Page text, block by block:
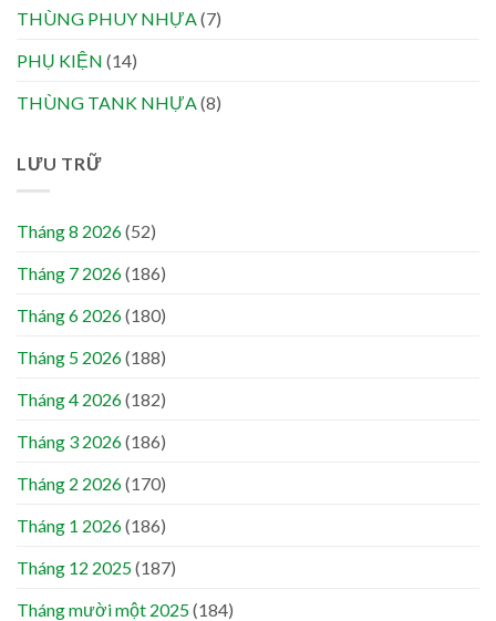
THÙNG PHUY NHỰA(7)
PHỤ KIỆN (14)
THÙNG TANK NHỰA(8)
LƯU TRỮ
Tháng 8 2026(52)
Tháng 7 2026(186)
Tháng 6 2026(180)
Tháng 5 2026(188)
Tháng 4 2026(182)
Tháng 3 2026(186)
Tháng 2 2026(170)
Tháng 1 2026(186)
Tháng 12 2025(187)
Tháng mười một 2025(184)